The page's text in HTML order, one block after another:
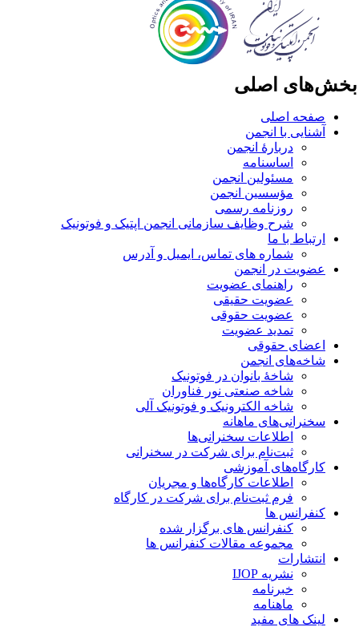
اصلی
صفحه اصلی
آشنایی با انجمن
دربارۀ انجمن
اساسنامه
مسئولین انجمن
مؤسسین انجمن
روزنامه رسمی
شرح وظایف سازمانی انجمن اپتیک و فوتونیک
ارتباط با ما
شماره های تماس، ایمیل و آدرس
عضویت در انجمن
راهنمای عضویت
عضویت حقیقی
عضویت حقوقی
تمدید عضویت
اعضای حقوقی
شاخه‌های انجمن
شاخۀ بانوان در فوتونیک
شاخه صنعتی نور فناوران
شاخه‌ الکترونیک و فوتونیک آلی
سخنرانی‌های ماهانه
اطلاعات سخنرانی‌‌ها
ثبت‌نام برای شرکت در سخنرانی
کارگاه‌های آموزشی
اطلاعات کارگاه‌ها و مجریان
فرم ثبت‌نام برای شرکت در کارگاه
کنفرانس ها
کنفرانس های برگزار شده
مجموعه مقالات کنفرانس ها
انتشارات
نشریه IJOP
خبرنامه
ماهنامه
لینک های مفید